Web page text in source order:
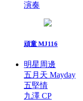
演奏
頑童 MJ116
明星周邊
五月天 Mayday
五堅情
九澤 CP